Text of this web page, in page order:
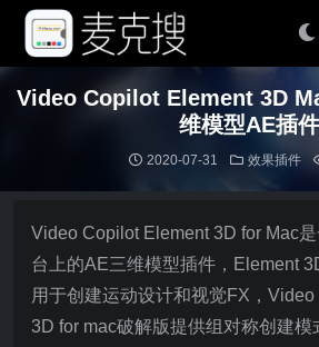
Video Copilot Element 3D
维模型AE插件
2020-07-31 效果插件
Video Copilot Element 3D for Mac
台上的AE三维模型插件，Element
用于创建运动设计和视觉FX，
3D for mac破解版提供组对称创建模